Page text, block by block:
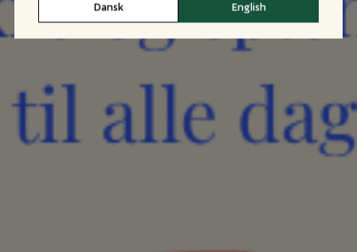
Dansk English